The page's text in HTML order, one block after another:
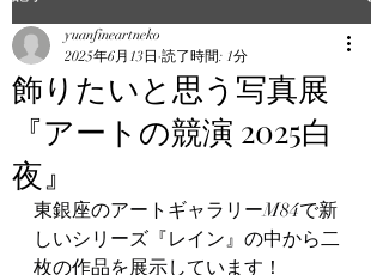
飾りたいと思う写真展
『アートの競演 2025白
夜』
yuanfineartneko
2025年6月13日 読了時間: 1分
東銀座のアートギャラリーM84で新
しいシリーズ『レイン』の中から二
枚の作品を展示しています！